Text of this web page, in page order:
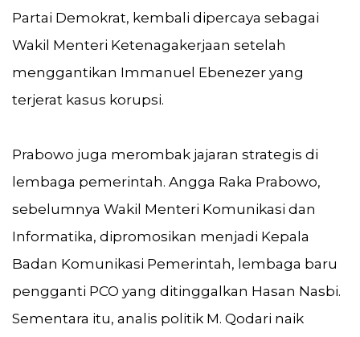
Partai Demokrat, kembali dipercaya sebagai
Wakil Menteri Ketenagakerjaan setelah
menggantikan Immanuel Ebenezer yang
terjerat kasus korupsi.
Prabowo juga merombak jajaran strategis di
lembaga pemerintah. Angga Raka Prabowo,
sebelumnya Wakil Menteri Komunikasi dan
Informatika, dipromosikan menjadi Kepala
Badan Komunikasi Pemerintah, lembaga baru
pengganti PCO yang ditinggalkan Hasan Nasbi.
Sementara itu, analis politik M. Qodari naik